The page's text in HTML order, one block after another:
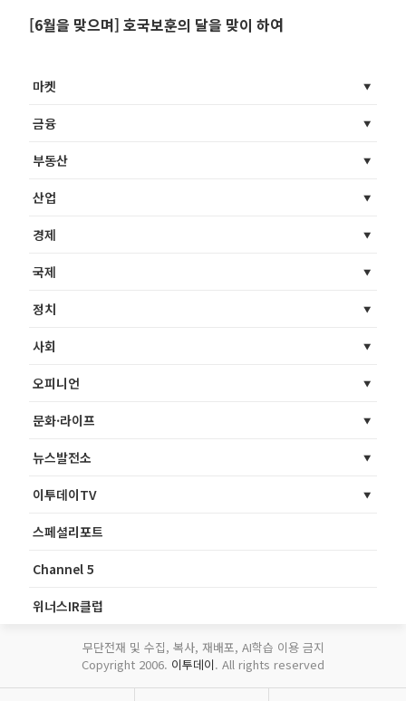
[6월을 맞으며] 호국보훈의 달을 맞이 하여
마켓
금융
부동산
산업
경제
국제
정치
사회
오피니언
문화·라이프
뉴스발전소
이투데이TV
스페셜리포트
Channel 5
위너스IR클럽
무단전재 및 수집, 복사, 재배포, AI학습 이용 금지
Copyright 2006. 이투데이. All rights reserved